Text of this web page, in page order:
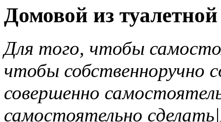
Домовой из
Для того, чтобы
чтобы собственноручно
совершенно
самостоятельно